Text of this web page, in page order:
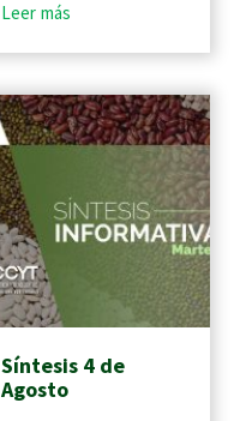
Leer más
Síntesis 4 de
Agosto